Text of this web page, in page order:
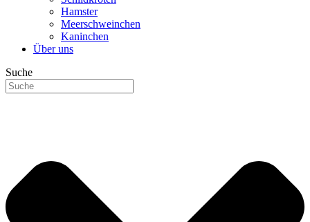
Hamster
Meerschweinchen
Kaninchen
Über uns
Suche